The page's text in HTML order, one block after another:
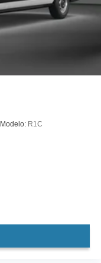
Modelo: R1C